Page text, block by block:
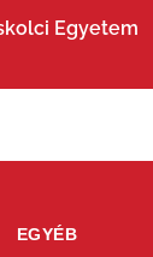
Egyetem
EGYÉB